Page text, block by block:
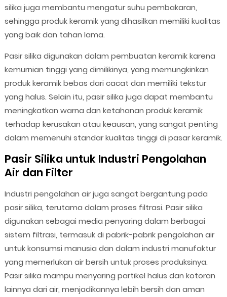
silika juga membantu mengatur suhu pembakaran,
sehingga produk keramik yang dihasilkan memiliki kualitas
yang baik dan tahan lama.
Pasir silika digunakan dalam pembuatan keramik karena
kemurnian tinggi yang dimilikinya, yang memungkinkan
produk keramik bebas dari cacat dan memiliki tekstur
yang halus. Selain itu, pasir silika juga dapat membantu
meningkatkan warna dan ketahanan produk keramik
terhadap kerusakan atau keausan, yang sangat penting
dalam memenuhi standar kualitas tinggi di pasar keramik.
Pasir Silika untuk Industri Pengolahan
Air dan Filter
Industri pengolahan air juga sangat bergantung pada
pasir silika, terutama dalam proses filtrasi. Pasir silika
digunakan sebagai media penyaring dalam berbagai
sistem filtrasi, termasuk di pabrik-pabrik pengolahan air
untuk konsumsi manusia dan dalam industri manufaktur
yang memerlukan air bersih untuk proses produksinya.
Pasir silika mampu menyaring partikel halus dan kotoran
lainnya dari air, menjadikannya lebih bersih dan aman